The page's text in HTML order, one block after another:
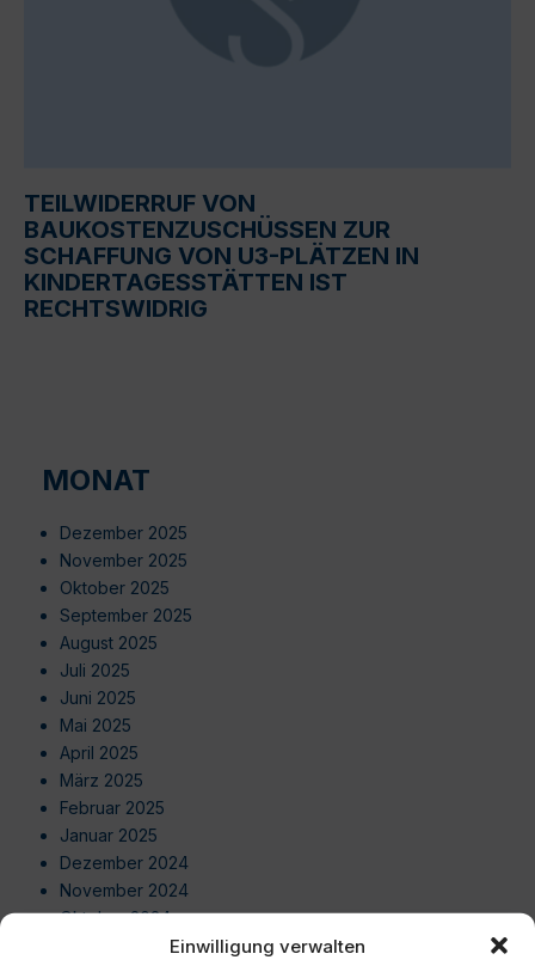
Einwilligung verwalten
TEILWIDERRUF VON
BAUKOSTENZUSCHÜSSEN ZUR
SCHAFFUNG VON U3-PLÄTZEN IN
KINDERTAGESSTÄTTEN IST
RECHTSWIDRIG
MONAT
Dezember 2025
November 2025
Oktober 2025
September 2025
August 2025
Juli 2025
Juni 2025
Mai 2025
April 2025
März 2025
Februar 2025
Januar 2025
Dezember 2024
November 2024
Oktober 2024
September 2024